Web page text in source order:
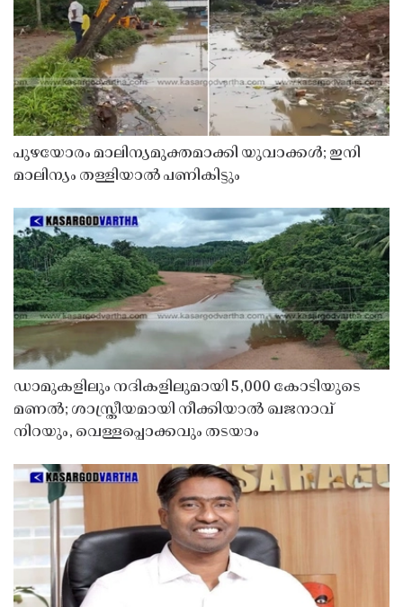
പുഴയോരം മാലിന്യമുക്തമാക്കി യുവാക്കൾ; ഇനി
മാലിന്യം തള്ളിയാൽ പണികിട്ടും
ഡാമുകളിലും നദികളിലുമായി 5,000 കോടിയുടെ
മണൽ; ശാസ്ത്രീയമായി നീക്കിയാൽ ഖജനാവ്
നിറയും, വെള്ളപ്പൊക്കവും തടയാം